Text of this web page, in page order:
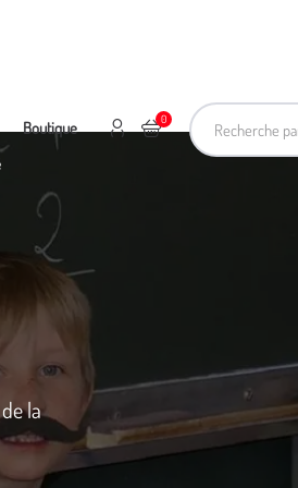
Recherche
Boutique 0
Ajouter au panier
Mon compte
la